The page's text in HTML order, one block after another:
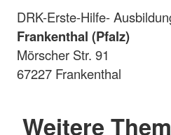
DRK-Erste-Hilfe-
Frankenthal (Pfalz)
Mörscher Str. 91
67227 Frankenthal
Weitere